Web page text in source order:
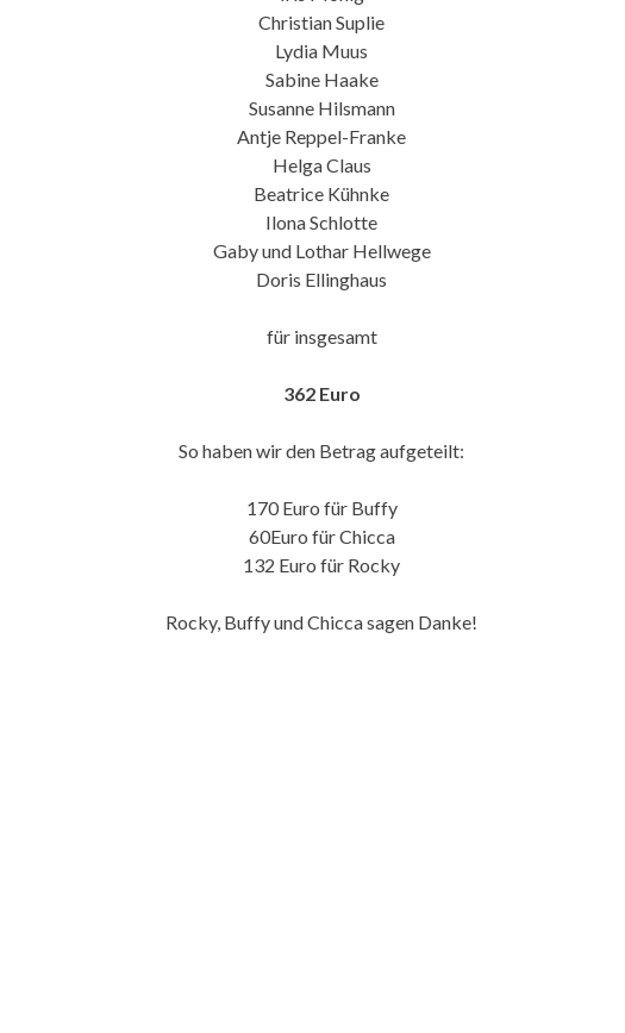
Christian Suplie
Lydia Muus
Sabine Haake
Susanne Hilsmann
Antje Reppel-Franke
Helga Claus
Beatrice Kühnke
Ilona Schlotte
Gaby und Lothar Hellwege
Doris Ellinghaus
für insgesamt
362 Euro
So haben wir den Betrag aufgeteilt:
170 Euro für Buffy
60Euro für Chicca
132 Euro für Rocky
Rocky, Buffy und Chicca sagen Danke!